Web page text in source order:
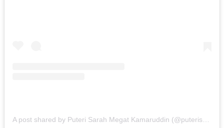
A post shared by Puteri Sarah Megat Kamaruddin (@puterisarahliyana)